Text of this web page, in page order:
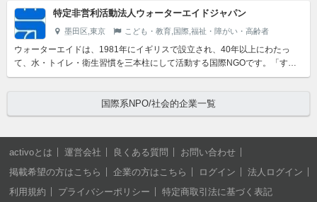
特定非営利活動法人ウォーターエイドジャパン
墨田区,東京 こども・教育,国際,福祉・障がい・高齢者
ウォーターエイドは、1981年にイギリスで設立され、40年以上にわたっ
て、水・トイレ・衛生習慣を三本柱にして活動する国際NGOです。「すべ
ての人々がすべての場所で、清潔な水とトイレを利用し、衛生...
国際系NPO/社会的企業一覧
activoとは 運営会社 良くある質問
お問い合わせ
掲載希望の方はこちら
企業の方はこちら ログイン
法人ログイン
利用規約
プライバシーポリシー 特定商取引法に基づく表記